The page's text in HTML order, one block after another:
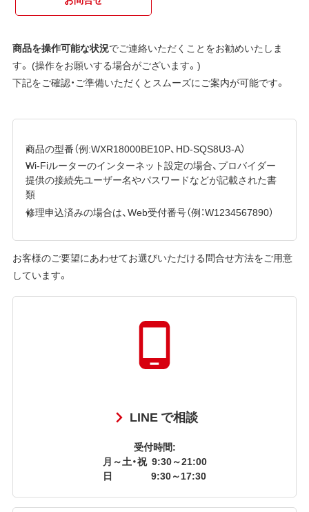
商品を操作可能な状況でご連絡いただくことをお勧めいたしま
す。 (操作をお願いする場合がございます。)
下記をご確認・ご準備いただくとスムーズにご案内が可能です。
商品の型番（例:WXR18000BE10P、HD-SQS8U3-A）
Wi-Fiルーターのインターネット設定の場合、プロバイダー
提供の接続先ユーザー名やパスワードなどが記載された書
類
修理申込済みの場合は、Web受付番号（例：W1234567890）
お客様のご要望にあわせてお選びいただける問合せ方法をご用意
しています。
LINE で相談
受付時間:
月～土・祝 9:30～21:00
日
9:30～17:30